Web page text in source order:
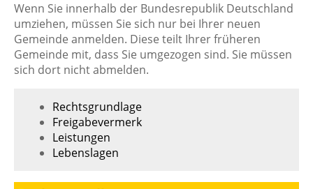
Wenn Sie innerhalb der Bundesrepublik Deutschland
umziehen, müssen Sie sich nur bei Ihrer neuen
Gemeinde anmelden. Diese teilt Ihrer früheren
Gemeinde mit, dass Sie umgezogen sind. Sie müssen
sich dort nicht abmelden.
Rechtsgrundlage
Freigabevermerk
Leistungen
Lebenslagen